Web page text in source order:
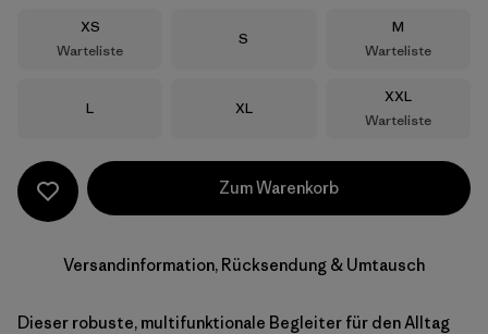
Größe
XS
Warteliste
Größe
S
Größe
M
Warteliste
Größe
L Größe
XL
Größe
XXL
Warteliste
Zum Warenkorb
Versandinformation, Rücksendung & Umtausch
Dieser robuste, multifunktionale Begleiter für den Alltag